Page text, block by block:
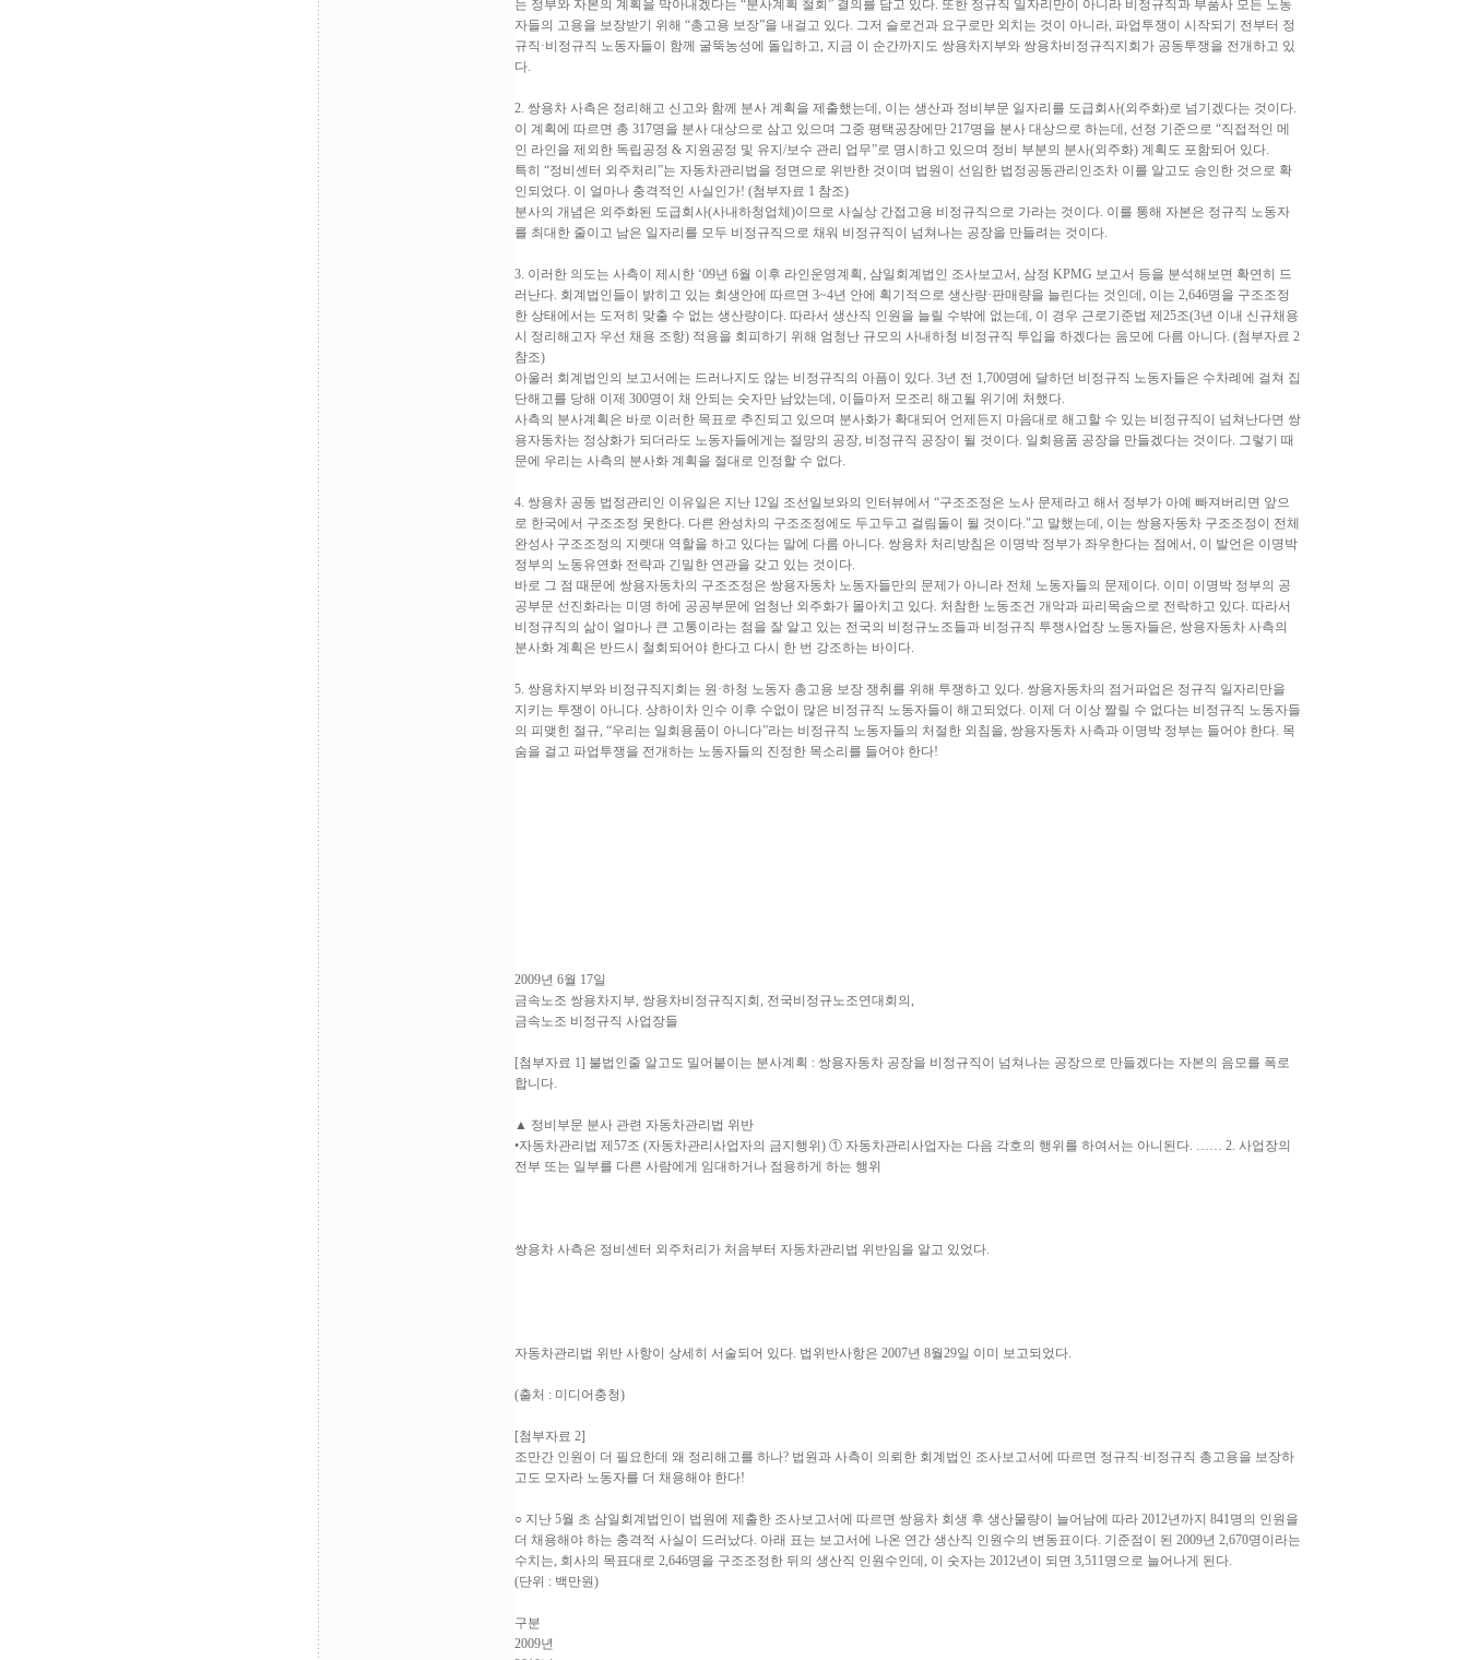
는 정부와 자본의 계획을 막아내겠다는 “분사계획 철회” 결의를 담고 있다. 또한 정규직 일자리만이 아니라 비정규직과 부품사 모든 노동
자들의 고용을 보장받기 위해 “총고용 보장”을 내걸고 있다. 그저 슬로건과 요구로만 외치는 것이 아니라, 파업투쟁이 시작되기 전부터 정
규직·비정규직 노동자들이 함께 굴뚝농성에 돌입하고, 지금 이 순간까지도 쌍용차지부와 쌍용차비정규직지회가 공동투쟁을 전개하고 있
다.
2. 쌍용차 사측은 정리해고 신고와 함께 분사 계획을 제출했는데, 이는 생산과 정비부문 일자리를 도급회사(외주화)로 넘기겠다는 것이다.
이 계획에 따르면 총 317명을 분사 대상으로 삼고 있으며 그중 평택공장에만 217명을 분사 대상으로 하는데, 선정 기준으로 “직접적인 메
인 라인을 제외한 독립공정 & 지원공정 및 유지/보수 관리 업무”로 명시하고 있으며 정비 부분의 분사(외주화) 계획도 포함되어 있다.
특히 “정비센터 외주처리”는 자동차관리법을 정면으로 위반한 것이며 법원이 선임한 법정공동관리인조차 이를 알고도 승인한 것으로 확
인되었다. 이 얼마나 충격적인 사실인가! (첨부자료 1 참조)
분사의 개념은 외주화된 도급회사(사내하청업체)이므로 사실상 간접고용 비정규직으로 가라는 것이다. 이를 통해 자본은 정규직 노동자
를 최대한 줄이고 남은 일자리를 모두 비정규직으로 채워 비정규직이 넘쳐나는 공장을 만들려는 것이다.
3. 이러한 의도는 사측이 제시한 ‘09년 6월 이후 라인운영계획, 삼일회계법인 조사보고서, 삼정 KPMG 보고서 등을 분석해보면 확연히 드
러난다. 회계법인들이 밝히고 있는 회생안에 따르면 3~4년 안에 획기적으로 생산량·판매량을 늘린다는 것인데, 이는 2,646명을 구조조정
한 상태에서는 도저히 맞출 수 없는 생산량이다. 따라서 생산직 인원을 늘릴 수밖에 없는데, 이 경우 근로기준법 제25조(3년 이내 신규채용
시 정리해고자 우선 채용 조항) 적용을 회피하기 위해 엄청난 규모의 사내하청 비정규직 투입을 하겠다는 음모에 다름 아니다. (첨부자료 2
참조)
아울러 회계법인의 보고서에는 드러나지도 않는 비정규직의 아픔이 있다. 3년 전 1,700명에 달하던 비정규직 노동자들은 수차례에 걸쳐 집
단해고를 당해 이제 300명이 채 안되는 숫자만 남았는데, 이들마저 모조리 해고될 위기에 처했다.
사측의 분사계획은 바로 이러한 목표로 추진되고 있으며 분사화가 확대되어 언제든지 마음대로 해고할 수 있는 비정규직이 넘쳐난다면 쌍
용자동차는 정상화가 되더라도 노동자들에게는 절망의 공장, 비정규직 공장이 될 것이다. 일회용품 공장을 만들겠다는 것이다. 그렇기 때
문에 우리는 사측의 분사화 계획을 절대로 인정할 수 없다.
4. 쌍용차 공동 법정관리인 이유일은 지난 12일 조선일보와의 인터뷰에서 “구조조정은 노사 문제라고 해서 정부가 아예 빠져버리면 앞으
로 한국에서 구조조정 못한다. 다른 완성차의 구조조정에도 두고두고 걸림돌이 될 것이다."고 말했는데, 이는 쌍용자동차 구조조정이 전체
완성사 구조조정의 지렛대 역할을 하고 있다는 말에 다름 아니다. 쌍용차 처리방침은 이명박 정부가 좌우한다는 점에서, 이 발언은 이명박
정부의 노동유연화 전략과 긴밀한 연관을 갖고 있는 것이다.
바로 그 점 때문에 쌍용자동차의 구조조정은 쌍용자동차 노동자들만의 문제가 아니라 전체 노동자들의 문제이다. 이미 이명박 정부의 공
공부문 선진화라는 미명 하에 공공부문에 엄청난 외주화가 몰아치고 있다. 처참한 노동조건 개악과 파리목숨으로 전락하고 있다. 따라서
비정규직의 삶이 얼마나 큰 고통이라는 점을 잘 알고 있는 전국의 비정규노조들과 비정규직 투쟁사업장 노동자들은, 쌍용자동차 사측의
분사화 계획은 반드시 철회되어야 한다고 다시 한 번 강조하는 바이다.
5. 쌍용차지부와 비정규직지회는 원·하청 노동자 총고용 보장 쟁취를 위해 투쟁하고 있다. 쌍용자동차의 점거파업은 정규직 일자리만을
지키는 투쟁이 아니다. 상하이차 인수 이후 수없이 많은 비정규직 노동자들이 해고되었다. 이제 더 이상 짤릴 수 없다는 비정규직 노동자들
의 피맺힌 절규, “우리는 일회용품이 아니다”라는 비정규직 노동자들의 처절한 외침을, 쌍용자동차 사측과 이명박 정부는 들어야 한다. 목
숨을 걸고 파업투쟁을 전개하는 노동자들의 진정한 목소리를 들어야 한다!
2009년 6월 17일
금속노조 쌍용차지부, 쌍용차비정규직지회, 전국비정규노조연대회의,
금속노조 비정규직 사업장들
[첨부자료 1] 불법인줄 알고도 밀어붙이는 분사계획 : 쌍용자동차 공장을 비정규직이 넘쳐나는 공장으로 만들겠다는 자본의 음모를 폭로
합니다.
▲ 정비부문 분사 관련 자동차관리법 위반
•자동차관리법 제57조 (자동차관리사업자의 금지행위) ① 자동차관리사업자는 다음 각호의 행위를 하여서는 아니된다. …… 2. 사업장의
전부 또는 일부를 다른 사람에게 임대하거나 점용하게 하는 행위
쌍용차 사측은 정비센터 외주처리가 처음부터 자동차관리법 위반임을 알고 있었다.
자동차관리법 위반 사항이 상세히 서술되어 있다. 법위반사항은 2007년 8월29일 이미 보고되었다.
(출처 : 미디어충청)
[첨부자료 2]
조만간 인원이 더 필요한데 왜 정리해고를 하나? 법원과 사측이 의뢰한 회계법인 조사보고서에 따르면 정규직·비정규직 총고용을 보장하
고도 모자라 노동자를 더 채용해야 한다!
○ 지난 5월 초 삼일회계법인이 법원에 제출한 조사보고서에 따르면 쌍용차 회생 후 생산물량이 늘어남에 따라 2012년까지 841명의 인원을
더 채용해야 하는 충격적 사실이 드러났다. 아래 표는 보고서에 나온 연간 생산직 인원수의 변동표이다. 기준점이 된 2009년 2,670명이라는
수치는, 회사의 목표대로 2,646명을 구조조정한 뒤의 생산직 인원수인데, 이 숫자는 2012년이 되면 3,511명으로 늘어나게 된다.
(단위 : 백만원)
구분
2009년